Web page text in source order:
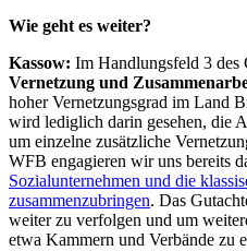
Wie geht es weiter?
Kassow: Im Handlungsfeld 3 des
Vernetzung und
hoher Vernetzungsgrad im Land
wird lediglich darin gesehen, die
um einzelne zusätzliche
WFB engagieren wir uns bereits
Sozialunternehmen und die
zusammenzubringen. Das
weiter zu verfolgen und um
etwa Kammern und Verbände zu